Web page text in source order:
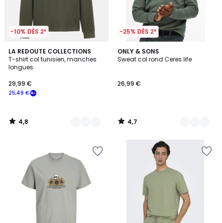
-10% DÈS 2*
LA REDOUTE COLLECTIONS
T-shirt col tunisien, manches
longues
25,49 €
29,99 €
4,8
/ 5
3
Couleurs
4,8
/
-25% DÈS 2*
ONLY & SONS
Sweat col rond Ceres life
26,99 €
4,7
/ 5
6
Couleurs
4,7
/